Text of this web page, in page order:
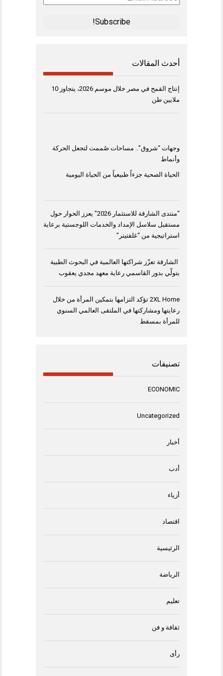
Address
أحدث المقالات
إنتاج القمح في مصر خلال موسم 2026، يتجاوز 10
ملايين طن
وجهات “شروق”.. مساحات صُممت لتجعل الحركة
وأنماط
الحياة الصحية جزءاً طبيعياً من الحياة اليومية
“منتدى الشارقة للاستثمار 2026” يعزز الحوار حول
مستقبل سلاسل الإمداد والخدمات اللوجستية برعاية
استراتيجية من “غلفتينر”
الشارقة تعزّز شراكتها العالمية في البحوث الطبية
بتولّي بدور القاسمي رعاية معهد مجدي يعقوب
2XL Home تؤكد التزامها بتمكين المرأة من خلال
رعايتها ومشاركتها في الملتقى العالمي السنوي
للمرأة بمسقط
تصنيفات
ECONOMIC
Uncategorized
أخبار
أدب
أزياء
اقتصاد
الرئيسية
الرياضة
تعليم
ثقافة و فن
رأى